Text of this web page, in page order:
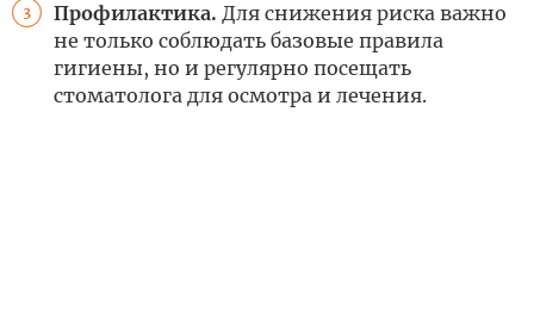
3 Профилактика. Для снижения риска важно
не только соблюдать базовые правила
гигиены, но и регулярно посещать
стоматолога для осмотра и лечения.